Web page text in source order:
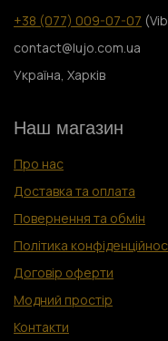
+38 (077) 009-07-07
contact@lujo.com.ua
Україна, Харків
Наш магазин
Про нас
Доставка та оплата
Повернення та обмін
Політика
Договір оферти
Модний простір
Контакти